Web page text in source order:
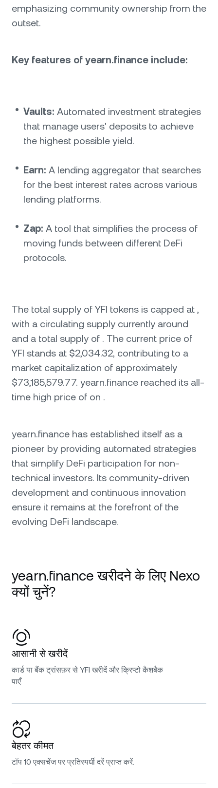
emphasizing community ownership from the
outset.
Key features of yearn.finance include:
Vaults: Automated investment strategies
that manage users' deposits to achieve
the highest possible yield.
Earn: A lending aggregator that searches
for the best interest rates across various
lending platforms.
Zap: A tool that simplifies the process of
moving funds between different DeFi
protocols.
The total supply of YFI tokens is capped at ,
with a circulating supply currently around
and a total supply of . The current price of
YFI stands at $2,034.32, contributing to a
market capitalization of approximately
$73,185,579.77. yearn.finance reached its all-
time high price of on .
yearn.finance has established itself as a
pioneer by providing automated strategies
that simplify DeFi participation for non-
technical investors. Its community-driven
development and continuous innovation
ensure it remains at the forefront of the
evolving DeFi landscape.
yearn.finance खरीदने के लिए Nexo
क्यों चुनें?
आसानी से खरीदें
कार्ड या बैंक ट्रांसफ़र से YFI खरीदें और क्रिप्टो कैशबैक
पाएँ.
बेहतर कीमत
टॉप 10 एक्सचेंज पर प्रतिस्पर्धी दरें प्राप्त करें.